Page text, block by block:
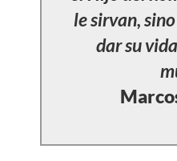
le sirvan,
dar su